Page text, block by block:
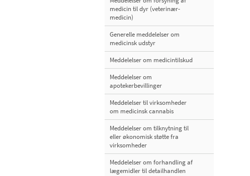
medicin til dyr (veterinær-
medicin)
Generelle meddelelser om
medicinsk udstyr
Meddelelser om medicintilskud
Meddelelser om
apotekerbevillinger
Meddelelser til virksomheder
om medicinsk cannabis
Meddelelser om tilknytning til
eller økonomisk støtte fra
virksomheder
Meddelelser om forhandling af
lægemidler til detailhandlen